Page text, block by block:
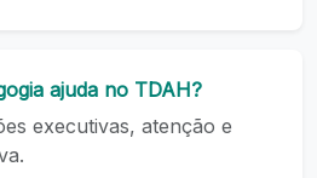
ajuda no TDAH?
executivas, atenção e